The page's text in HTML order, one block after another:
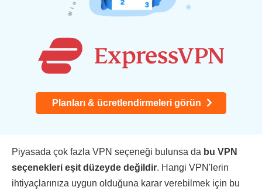
Planları & ücretlendirmeleri görün
Piyasada çok fazla VPN seçeneği bulunsa da bu VPN
seçenekleri eşit düzeyde değildir. Hangi VPN'lerin
ihtiyaçlarınıza uygun olduğuna karar verebilmek için bu